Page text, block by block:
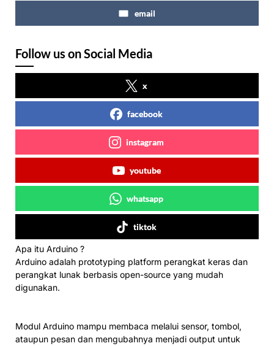
email
Follow us on Social Media
x
facebook
instagram
youtube
whatsapp
tiktok
Apa itu Arduino ?
Arduino adalah prototyping platform perangkat keras dan
perangkat lunak berbasis open-source yang mudah
digunakan.
Modul Arduino mampu membaca melalui sensor, tombol,
ataupun pesan dan mengubahnya menjadi output untuk